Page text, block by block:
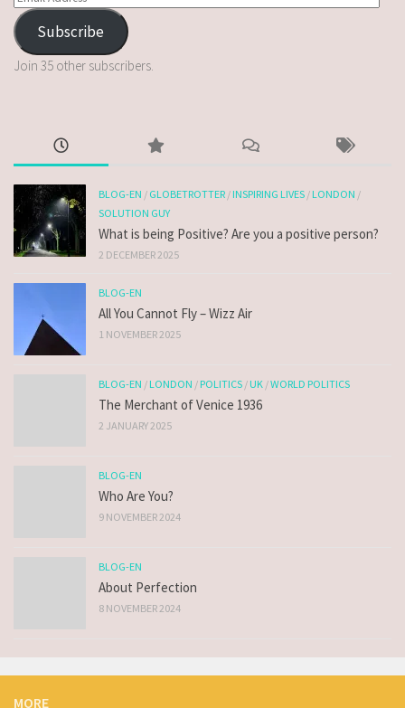
Subscribe
Join 35 other subscribers.
BLOG-EN / GLOBETROTTER /INSPIRING LIVES /LONDON /
SOLUTION GUY
What is being Positive? Are you a positive person?
2 DECEMBER 2025
BLOG-EN
All You Cannot Fly – Wizz Air
1 NOVEMBER 2025
BLOG-EN /LONDON /POLITICS /UK /WORLD POLITICS
The Merchant of Venice 1936
2 JANUARY 2025
BLOG-EN
Who Are You?
9 NOVEMBER 2024
BLOG-EN
About Perfection
8 NOVEMBER 2024
MORE